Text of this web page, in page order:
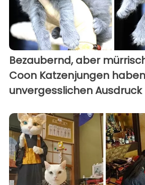
Bezaubernd, aber
Coon Katzenjungen
unvergesslichen Ausdruck